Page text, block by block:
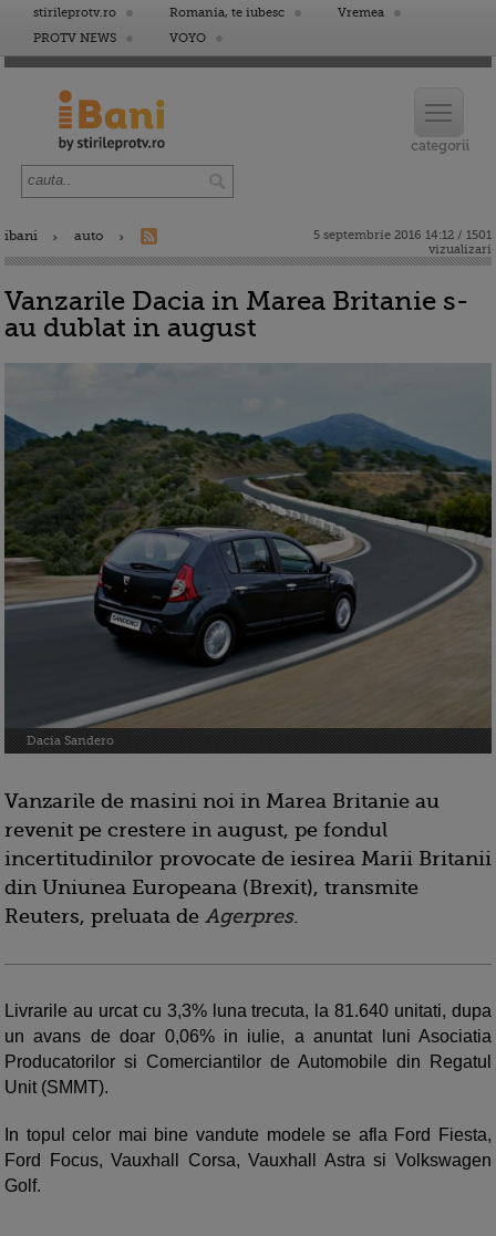
stirileprotv.ro Romania, te iubesc
Vremea
PROTV NEWS
VOYO
ibani auto
5 septembrie 2016 14:12 / 1501
vizualizari
Vanzarile Dacia in Marea Britanie s-
au dublat in august
Dacia Sandero
Vanzarile de masini noi in Marea Britanie au
revenit pe crestere in august, pe fondul
incertitudinilor provocate de iesirea Marii Britanii
din Uniunea Europeana (Brexit), transmite
Reuters, preluata de Agerpres.
Livrarile au urcat cu 3,3% luna trecuta, la 81.640 unitati, dupa
un avans de doar 0,06% in iulie, a anuntat luni Asociatia
Producatorilor si Comerciantilor de Automobile din Regatul
Unit (SMMT).
In topul celor mai bine vandute modele se afla Ford Fiesta,
Ford Focus, Vauxhall Corsa, Vauxhall Astra si Volkswagen
Golf.